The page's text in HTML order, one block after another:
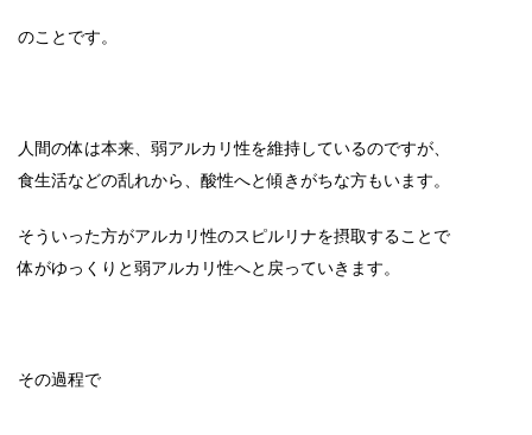
のことです。
人間の体は本来、弱アルカリ性を維持しているのですが、
食生活などの乱れから、酸性へと傾きがちな方もいます。
そういった方がアルカリ性のスピルリナを摂取することで
体がゆっくりと弱アルカリ性へと戻っていきます。
その過程で